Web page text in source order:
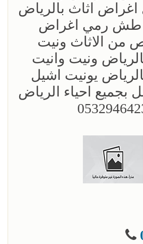
اثاث بالرياض
طش رمي اغراض
من الاثاث ونيت
ونيت وانيت
يونيت اشيل
بجميع احياء الرياض